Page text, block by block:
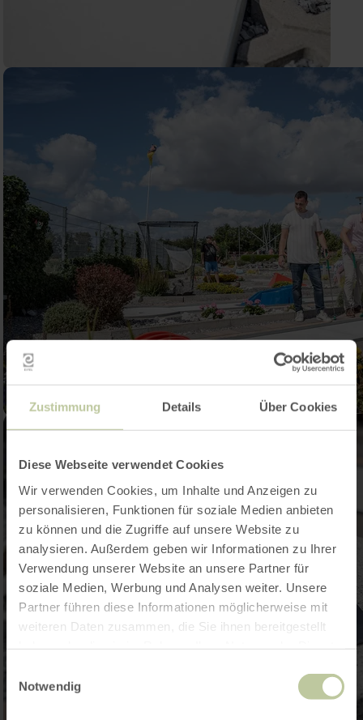
Zustimmung Details Über Cookies
Diese Webseite verwendet Cookies
Wir verwenden Cookies, um Inhalte und Anzeigen zu
personalisieren, Funktionen für soziale Medien anbieten
zu können und die Zugriffe auf unsere Website zu
analysieren. Außerdem geben wir Informationen zu Ihrer
Verwendung unserer Website an unsere Partner für
soziale Medien, Werbung und Analysen weiter. Unsere
Partner führen diese Informationen möglicherweise mit
weiteren Daten zusammen, die Sie ihnen bereitgestellt
Notwendig